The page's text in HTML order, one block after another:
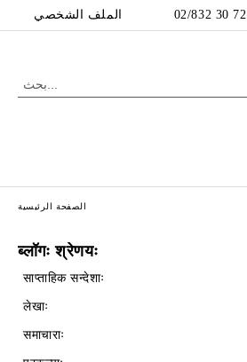
الملف الشخصي 02/832 30 72
ब्लॉगः श्रेणयः
साप्ताहिक सन्देशाः
लेखाः
समाचाराः
الصفحة الرئيسية